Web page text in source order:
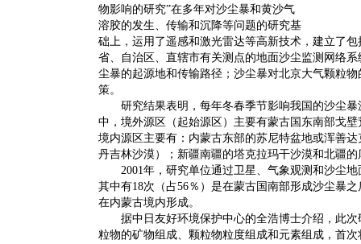
物影响的研究”在多年对沙尘暴和黄沙气
溶胶的发生、传输和沉降等问题的研究基
础上，运用了遥感和激光雷达等高新技术，建立了
省、自治区、直辖市有关测点的地面沙尘监测网络
尘暴的起源地和传输路径；沙尘暴对北京大气颗粒
策。
研究结果表明，每年冬春季节影响我国的沙尘暴
中，境外源区（起始源区）主要有蒙古国东南部戈
境内源区主要有：内蒙古东部的苏尼特盆地或浑善
丹吉林沙漠）；新疆南疆的塔克拉玛干沙漠和北疆
2001年，研究单位通过卫星、气象观测和沙尘地
其中有18次（占56％）是在蒙古国南部形成沙尘暴
在内蒙古境内形成。
据中日友好环境保护中心的全浩博士介绍，此次
粒物的矿物组成、颗粒物粒度组成和元素组成，首